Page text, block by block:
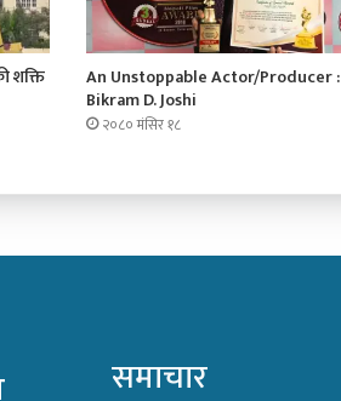
शक्ति
An Unstoppable Actor/Producer :
Bikram D. Joshi
२०८० मंसिर १८
समाचार